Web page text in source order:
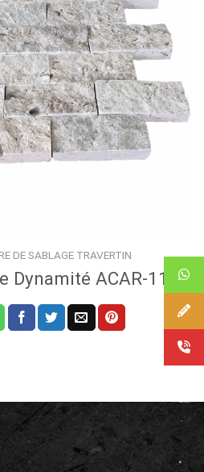
DE SABLAGE TRAVERTIN
Dynamité ACAR-119